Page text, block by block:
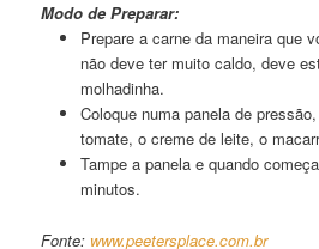
Modo de Preparar:
Prepare a carne da maneira que
não deve ter muito caldo, deve
molhadinha.
Coloque numa panela de
tomate, o creme de leite, o
Tampe a panela e quando
minutos.
Fonte: www.peetersplace.com.br